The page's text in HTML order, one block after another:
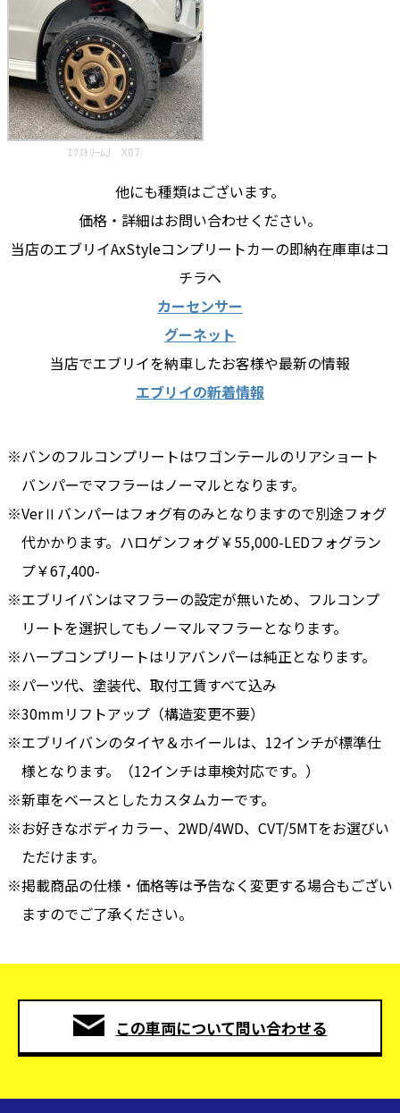
ｴｸｽﾄﾘｰﾑJ X07
他にも種類はございます。
価格・詳細はお問い合わせください。
当店のエブリイAxStyleコンプリートカーの即納在庫車はコ
チラへ
カーセンサー
グーネット
当店でエブリイを納車したお客様や最新の情報
エブリイの新着情報
バンのフルコンプリートはワゴンテールのリアショート
バンパーでマフラーはノーマルとなります。
VerⅡバンパーはフォグ有のみとなりますので別途フォグ
代かかります。ハロゲンフォグ￥55,000-LEDフォグラン
プ￥67,400-
エブリイバンはマフラーの設定が無いため、フルコンプ
リートを選択してもノーマルマフラーとなります。
ハープコンプリートはリアバンパーは純正となります。
パーツ代、塗装代、取付工賃すべて込み
30mmリフトアップ（構造変更不要）
エブリイバンのタイヤ＆ホイールは、12インチが標準仕
様となります。（12インチは車検対応です。）
新車をベースとしたカスタムカーです。
お好きなボディカラー、2WD/4WD、CVT/5MTをお選びい
ただけます。
掲載商品の仕様・価格等は予告なく変更する場合もござい
ますのでご了承ください。
この車両について問い合わせる